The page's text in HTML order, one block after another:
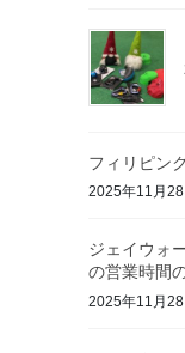
フィリピン
2025年11月28
ジェイウォ
の営業時間
2025年11月28